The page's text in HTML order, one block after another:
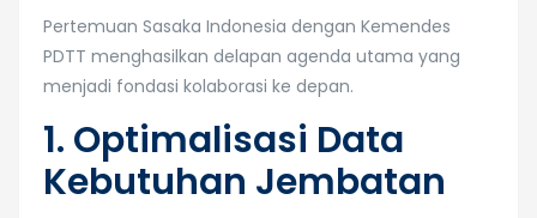
Pertemuan Sasaka Indonesia dengan Kemendes
PDTT menghasilkan delapan agenda utama yang
menjadi fondasi kolaborasi ke depan.
1. Optimalisasi Data
Kebutuhan Jembatan